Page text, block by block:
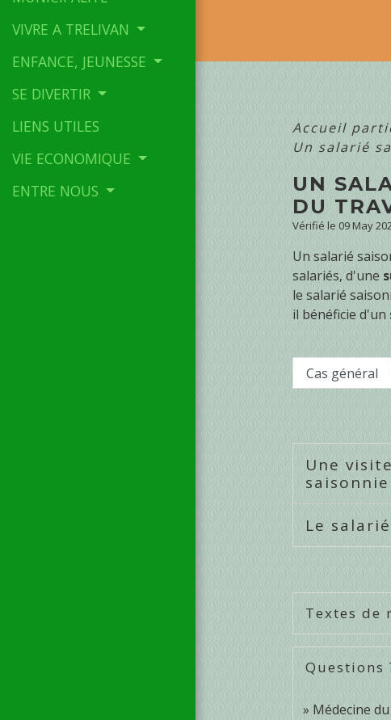
VIVRE A TRELIVAN
ENFANCE, JEUNESSE
SE DIVERTIR
LIENS UTILES
VIE ECONOMIQUE
ENTRE NOUS
Accueil
Un salarié
UN
DU
Vérifié le 09 May
Un salarié
salariés, d'une
le salarié
il bénéficie d'un
Cas général
Une
Le
Textes de
Questions
Médecine